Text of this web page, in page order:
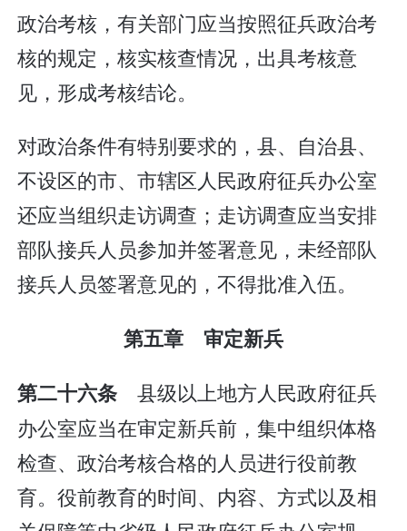
政治考核，有关部门应当按照征兵政治考
核的规定，核实核查情况，出具考核意
见，形成考核结论。
对政治条件有特别要求的，县、自治县、
不设区的市、市辖区人民政府征兵办公室
还应当组织走访调查；走访调查应当安排
部队接兵人员参加并签署意见，未经部队
接兵人员签署意见的，不得批准入伍。
第五章 审定新兵
第二十六条 县级以上地方人民政府征兵
办公室应当在审定新兵前，集中组织体格
检查、政治考核合格的人员进行役前教
育。役前教育的时间、内容、方式以及相